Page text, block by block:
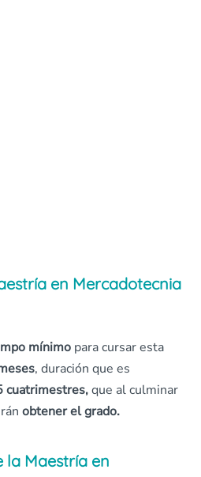
en Mercadotecnia
mínimo para cursar esta
, duración que es
cuatrimestres,que al culminar
obtener el grado.
la Maestría en